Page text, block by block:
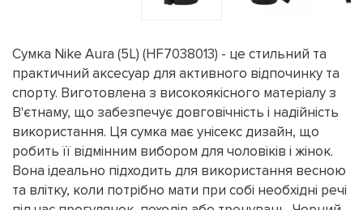
Сумка Nike Aura (5L) (HF7038013) - це стильний та
практичний аксесуар для активного відпочинку та
спорту. Виготовлена з високоякісного матеріалу з
В'єтнаму, що забезпечує довговічність і надійність
використання. Ця сумка має унісекс дизайн, що
робить її відмінним вибором для чоловіків і жінок.
Вона ідеально підходить для використання весною
та влітку, коли потрібно мати при собі необхідні речі